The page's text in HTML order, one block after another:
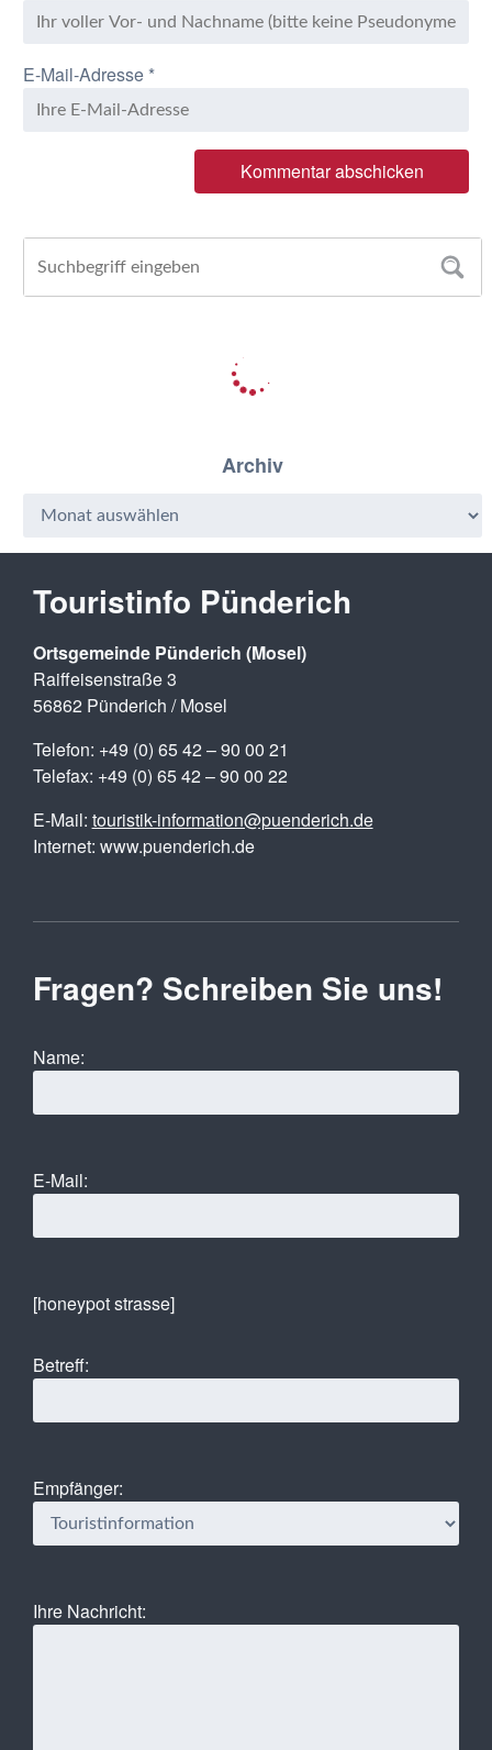
E-Mail-Adresse *
Archiv
Touristinfo Pünderich
Ortsgemeinde Pünderich (Mosel)
Raiffeisenstraße 3
56862 Pünderich / Mosel
Telefon: +49 (0) 65 42 – 90 00 21
Telefax: +49 (0) 65 42 – 90 00 22
E-Mail: touristik-information@puenderich.de
Internet: www.puenderich.de
Fragen? Schreiben Sie uns!
Name:
E-Mail:
[honeypot strasse]
Betreff:
Empfänger:
Ihre Nachricht: